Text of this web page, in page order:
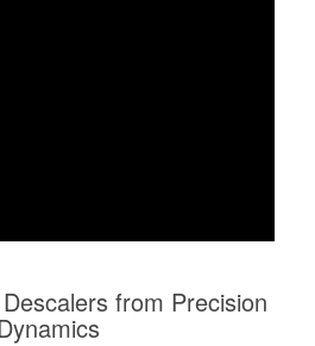
from Precision